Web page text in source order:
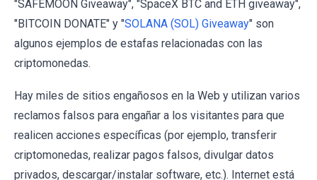
"SAFEMOON Giveaway", "SpaceX BTC and ETH giveaway",
"BITCOIN DONATE" y "SOLANA (SOL) Giveaway" son
algunos ejemplos de estafas relacionadas con las
criptomonedas.
Hay miles de sitios engañosos en la Web y utilizan varios
reclamos falsos para engañar a los visitantes para que
realicen acciones específicas (por ejemplo, transferir
criptomonedas, realizar pagos falsos, divulgar datos
privados, descargar/instalar software, etc.). Internet está